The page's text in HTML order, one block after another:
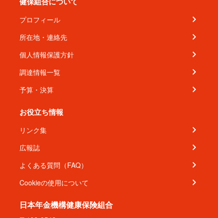
プロフィール
所在地・連絡先
個人情報保護方針
調達情報一覧
予算・決算
お役立ち情報
リンク集
広報誌
よくある質問（FAQ）
Cookieの使用について
日本年金機構健康保険組合